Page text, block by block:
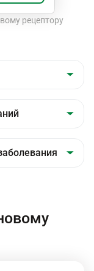
рецептору